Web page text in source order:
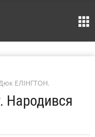
ЕЛІНГТОН.
Народився